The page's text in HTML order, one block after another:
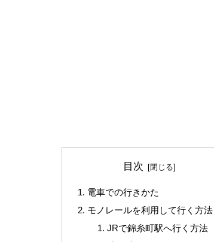
目次
電車での行きかた
モノレールを利用して行く方法
JRで錦糸町駅へ行く方法